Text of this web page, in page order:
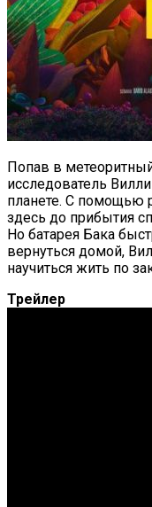
Попав в
исследователь
планете. С помощью
здесь до прибытия
Но батарея Бака
вернуться домой,
научиться жить по
Трейлер